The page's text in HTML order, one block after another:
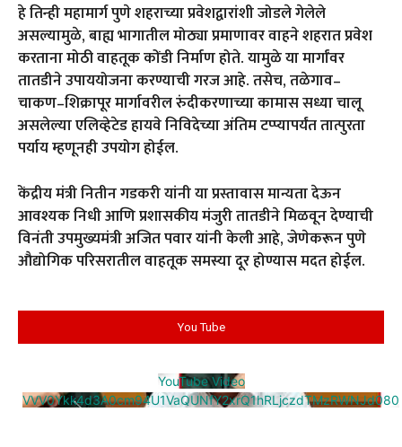
हे तिन्ही महामार्ग पुणे शहराच्या प्रवेशद्वारांशी जोडले गेलेले
असल्यामुळे, बाह्य भागातील मोठ्या प्रमाणावर वाहने शहरात प्रवेश
करताना मोठी वाहतूक कोंडी निर्माण होते. यामुळे या मार्गांवर
तातडीने उपाययोजना करण्याची गरज आहे. तसेच, तळेगाव–
चाकण–शिक्रापूर मार्गावरील रुंदीकरणाच्या कामास सध्या चालू
असलेल्या एलिव्हेटेड हायवे निविदेच्या अंतिम टप्प्यापर्यंत तात्पुरता
पर्याय म्हणूनही उपयोग होईल.
केंद्रीय मंत्री नितीन गडकरी यांनी या प्रस्तावास मान्यता देऊन
आवश्यक निधी आणि प्रशासकीय मंजुरी तातडीने मिळवून देण्याची
विनंती उपमुख्यमंत्री अजित पवार यांनी केली आहे, जेणेकरून पुणे
औद्योगिक परिसरातील वाहतूक समस्या दूर होण्यास मदत होईल.
You Tube
YouTube Video
VVV0Ykk4d3A0cm94U1VaQUNfY2xrQ1hRLjczdTMzRWNJd080